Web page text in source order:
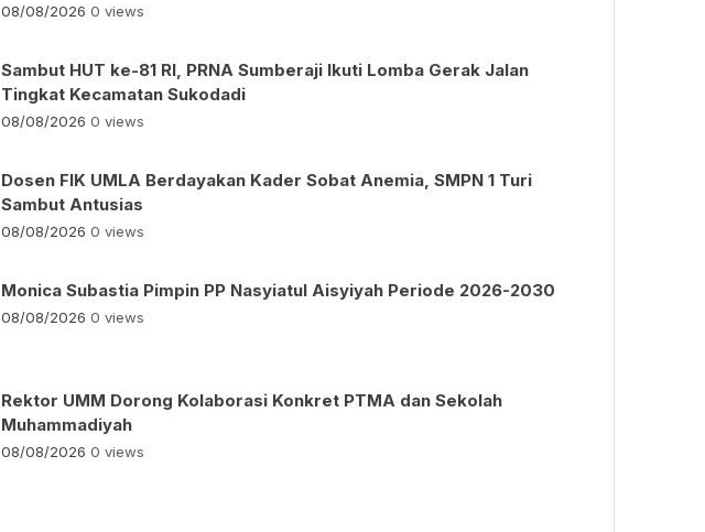
08/08/2026 0 views
Sambut HUT ke-81 RI, PRNA Sumberaji Ikuti Lomba Gerak Jalan
Tingkat Kecamatan Sukodadi
08/08/2026 0 views
Dosen FIK UMLA Berdayakan Kader Sobat Anemia, SMPN 1 Turi
Sambut Antusias
08/08/2026 0 views
Monica Subastia Pimpin PP Nasyiatul Aisyiyah Periode 2026-2030
08/08/2026 0 views
Rektor UMM Dorong Kolaborasi Konkret PTMA dan Sekolah
Muhammadiyah
08/08/2026 0 views